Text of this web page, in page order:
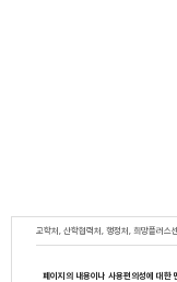
교학처, 산학협력처, 행정처, 희망플러스
페이지의 내용이나 사용편의성에 대한